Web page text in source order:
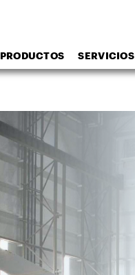
PRODUCTOS SERVICIOS